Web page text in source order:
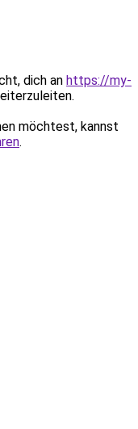
dich an https://my-
möchtest, kannst
.